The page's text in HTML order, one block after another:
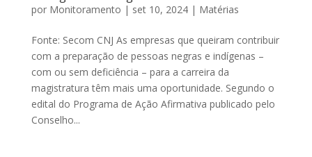
por Monitoramento | set 10, 2024| Matérias
Fonte: Secom CNJ As empresas que queiram contribuir
com a preparação de pessoas negras e indígenas –
com ou sem deficiência – para a carreira da
magistratura têm mais uma oportunidade. Segundo o
edital do Programa de Ação Afirmativa publicado pelo
Conselho...